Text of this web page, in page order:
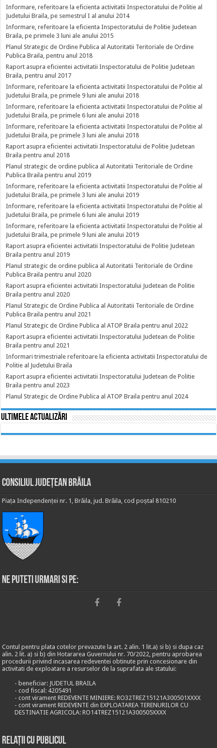
Informare, referitoare la eficienta activitatii Inspectoratului de Politie al
Judetului Braila, pe semestrul I al anului 2014
Informare, referitoare la eficienta Inspectoratului de Politie Judetean
Braila, pe primele 3 luni ale anului 2015
Planul Strategic de Ordine Publica al Autoritatii Teritoriale de Ordine
Publica Braila, pentru anul 2018
Raport asupra eficientei activitatii Inspectoratului de Politie Judetean
Braila, pentru anul 2017
Informare, referitoare la eficienta activitatii Inspectoratului de Politie al
Judetului Braila, pe primele 9 luni ale anului 2018
Informare, referitoare la eficienta activitatii Inspectoratului de Politie al
Judetului Braila, pe primele 6 luni ale anului 2018
Informare, referitoare la eficienta activitatii Inspectoratului de Politie al
Judetului Braila, pe primele 3 luni ale anului 2018
Raport asupra eficientei activitatii Inspectoratului de Politie Judetean
Braila pentru anul 2018
Planul strategic de ordine publica al Autoritatii Teritoriale de Ordine
Publica Braila pentru anul 2019
Informare, referitoare la eficienta activitatii Inspectoratului de Politie al
Judetului Braila, pe primele 3 luni ale anului 2019
Informare, referitoare la eficienta activitatii Inspectoratului de Politie al
Judetului Braila, pe primele 6 luni ale anului 2019
Informare, referitoare la eficienta activitatii Inspectoratului de Politie al
Judetului Braila, pe primele 9 luni ale anului 2019
Raport asupra eficientei activitatii Inspectoratului de Politie Judetean
Braila pentru anul 2019
Planul strategic de ordine publica al Autoritatii Teritoriale de Ordine
Publica Braila pentru anul 2020
Raport asupra eficientei activitatii Inspectoratului Judetean de Politie
Braila pentru anul 2020
Planul Strategic de Ordine Publica al Autoritatii Teritoriale de Ordine
Publica Braila pentru anul 2021
Planul Strategic de Ordine Publica al ATOP Braila pentru anul 2022
Raport asupra eficientei activitatii Inspectoratului Judetean de Politie
Braila pentru anul 2021
Informari trimestriale referitoare la eficienta activitatii Inspectoratului de
Politie al Judetului Braila
Raport asupra eficientei activitatii Inspectoratului Judetean de Politie
Braila pentru anul 2023
Planul Strategic de Ordine Publica al ATOP Braila pentru anul 2024
Ultimele actualizări
Consiliul Județean Brăila
Piața Independenței nr. 1, Brăila, jud. Brăila, cod poștal 810210
Ne puteti urmari si pe:
Contul pentru plata cotelor prevazute la art. 2 alin. 1 lit.a) si b) si dupa caz
alin. 2 lit. a) si b) din Hotararea Guvernului nr. 70/2022, pentru aprobarea
procedurii privind incasarea redeventei obtinute prin concesionare din
activitati de exploatare a resurselor de la suprafata ale statului:
- beneficiar: JUDETUL BRAILA
- cod fiscal: 4205491
- cont virament REDEVENTE MINIERE: RO32TREZ15121A300501XXXX
- cont virament REDEVENTE din EXPLOATAREA TERENURILOR CU
DESTINATIE AGRICOLA: RO14TREZ15121A300505XXXX
Relații cu publicul